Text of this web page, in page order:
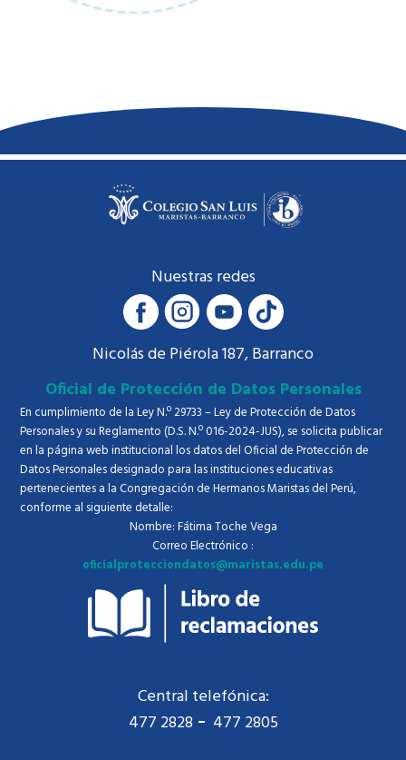
Nuestras redes
Nicolás de Piérola 187, Barranco
Oficial de Protección de Datos Personales
En cumplimiento de la Ley N.º 29733 – Ley de Protección de Datos
Personales y su Reglamento (D.S. N.º 016-2024-JUS), se solicita publicar
en la página web institucional los datos del Oficial de Protección de
Datos Personales designado para las instituciones educativas
pertenecientes a la Congregación de Hermanos Maristas del Perú,
conforme al siguiente detalle:
Nombre: Fátima Toche Vega
Correo Electrónico :
oficialprotecciondatos@maristas.edu.pe
Central telefónica:
477 2828
477 2805